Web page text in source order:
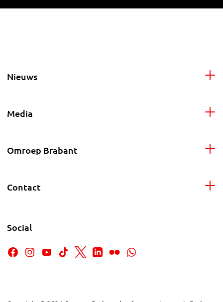
Nieuws
Media
Omroep Brabant
Contact
Social